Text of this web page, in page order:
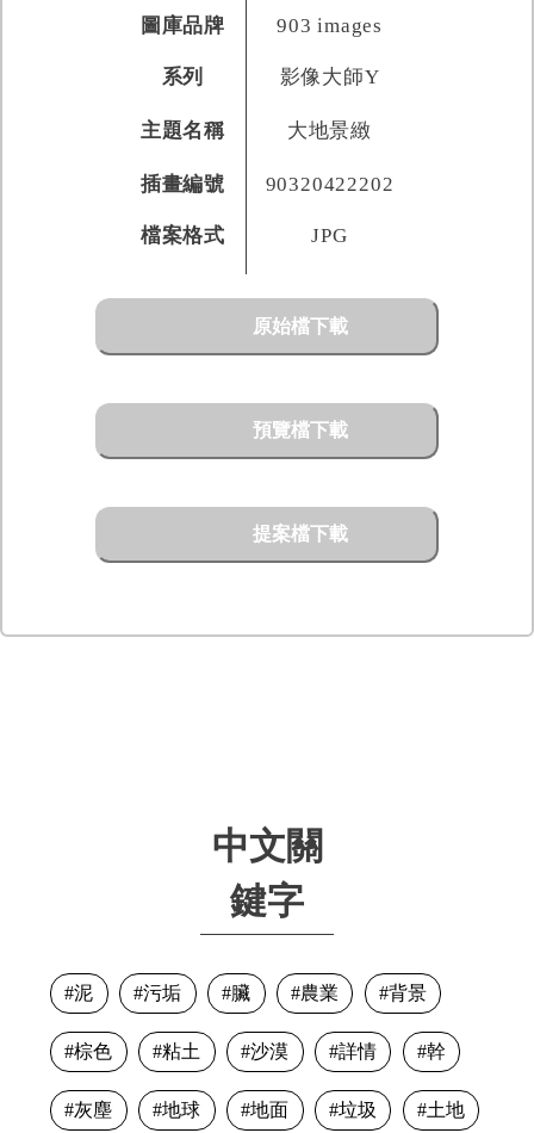
圖庫品牌 903 images
系列 影像大師Y
主題名稱 大地景緻
插畫編號 90320422202
檔案格式 JPG
原始檔下載
預覽檔下載
提案檔下載
中文關
鍵字
泥 污垢 臟 農業 背景
棕色 粘土 沙漠 詳情 幹
灰塵 地球 地面 垃圾 土地